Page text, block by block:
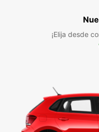
¡Elija desde